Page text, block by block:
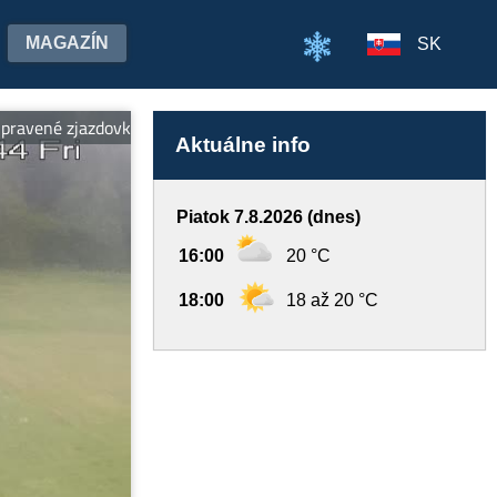
MAGAZÍN SK
zjazdovky, vleky, ubytovanie pri svahu, wellness a požičovňa.
Aktuálne info
Piatok 7.8.2026 (dnes)
16:00 20 °C
18:00 18 až 20 °C